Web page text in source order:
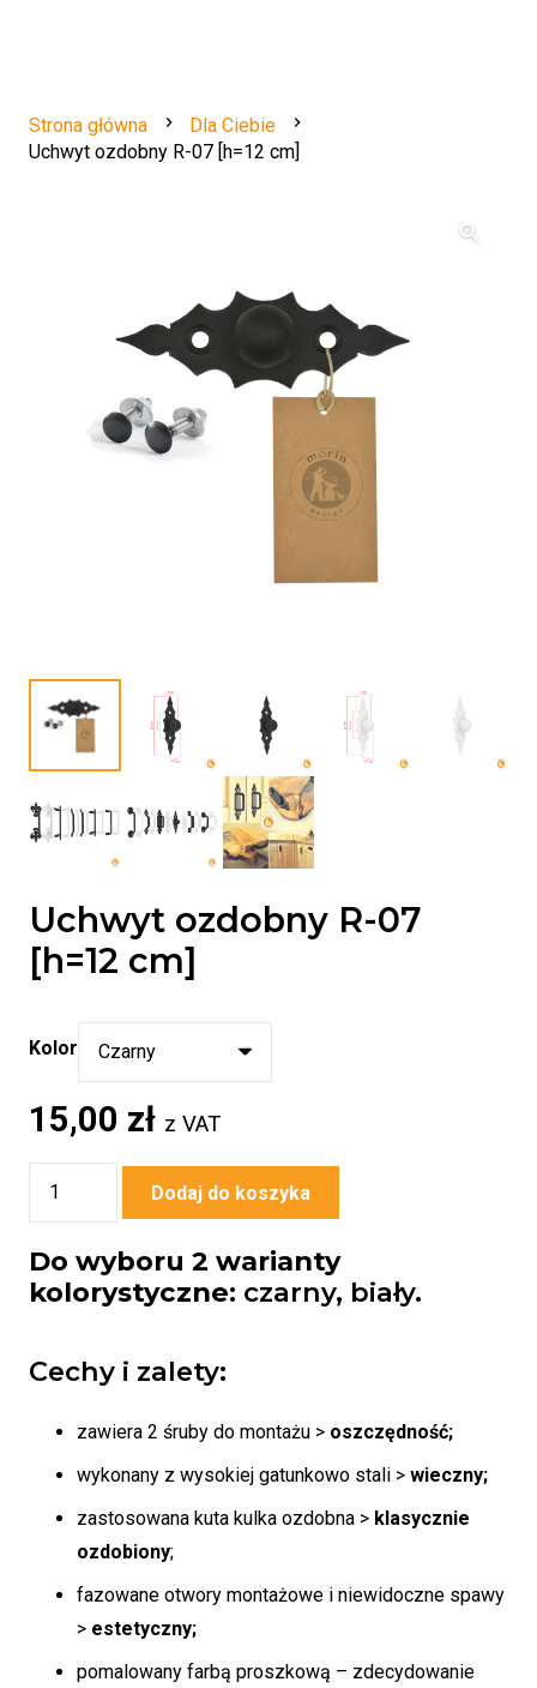
Strona główna navigate_next Dla Ciebie navigate_next
Uchwyt ozdobny R-07 [h=12 cm]
Uchwyt ozdobny R-07
[h=12 cm]
Kolor
15,00 zł z VAT
R-
cm]
Dodaj do koszyka
Do wyboru 2 warianty
kolorystyczne: czarny, biały.
Cechy i zalety:
zawiera 2 śruby do montażu > oszczędność;
wykonany z wysokiej gatunkowo stali > wieczny;
zastosowana kuta kulka ozdobna > klasycznie
ozdobiony;
fazowane otwory montażowe i niewidoczne spawy
> estetyczny;
pomalowany farbą proszkową – zdecydowanie